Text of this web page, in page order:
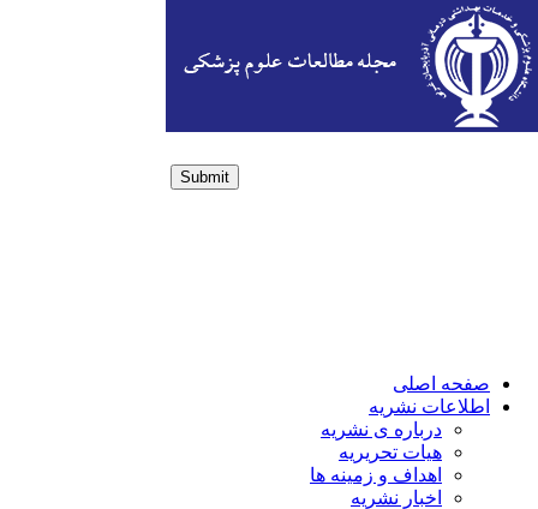
Submit
صفحه اصلی
اطلاعات نشریه
درباره ی نشریه
هیات تحریریه
اهداف و زمینه ها
اخبار نشریه